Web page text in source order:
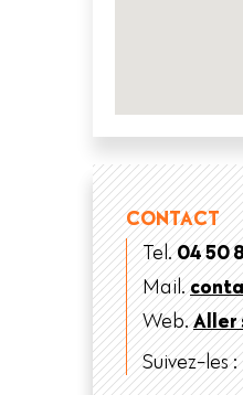
CONTACT
Tel.04 50
Mail.
Web.Aller
Suivez-les :